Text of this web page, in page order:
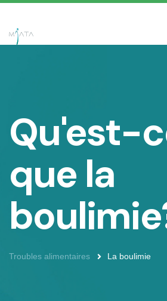
Qu'est-
que la
Troubles alimentaires La boulimie